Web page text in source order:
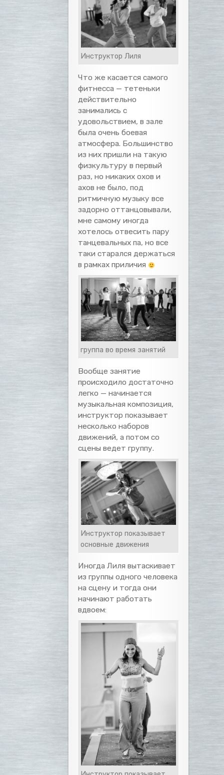
Инструктор Лиля
Что же касается самого
фитнесса — тетеньки
действительно
занимались с
удовольствием, в зале
была очень боевая
атмосфера. Большинство
из них пришли на такую
физкультуру в первый
раз, но никаких охов и
ахов не было, под
ритмичную музыку все
задорно оттанцовывали,
мне самому иногда
хотелось отвесить пару
танцевальных па, но все
таки старался держаться
в рамках приличия
группа во время занятий
Вообще занятие
происходило достаточно
легко — начинается
музыкальная композиция,
инструктор показывает
несколько наборов
движений, а потом со
сцены ведет группу.
Инструктор показывает
основные движения
Иногда Лиля вытаскивает
из группы одного человека
на сцену и тогда они
начинают работать
вдвоем: